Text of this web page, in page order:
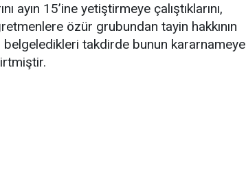
ayın 15’ine yetiştirmeye çalıştıklarını,
özür grubundan tayin hakkının
takdirde bunun kararnameye